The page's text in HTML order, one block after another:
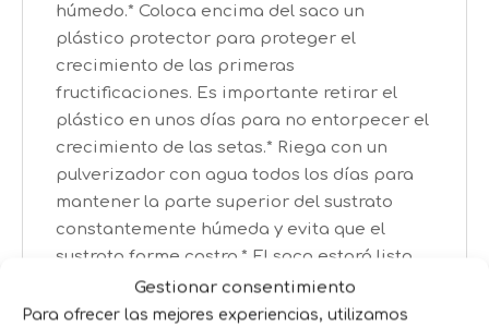
Gestionar consentimiento
Para ofrecer las mejores experiencias, utilizamos
húmedo.* Coloca encima del saco un
plástico protector para proteger el
crecimiento de las primeras
fructificaciones. Es importante retirar el
plástico en unos días para no entorpecer el
crecimiento de las setas.* Riega con un
pulverizador con agua todos los días para
mantener la parte superior del sustrato
constantemente húmeda y evita que el
sustrato forme costra.* El saco estará listo
para cosechar pasados de 15 a 25 días
respetando todas las indicaciones.* Retira